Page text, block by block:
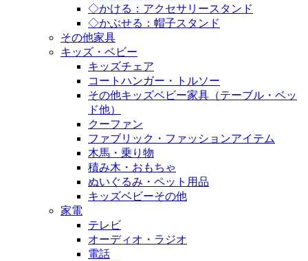
◇かける：アクセサリースタンド
◇かぶせる：帽子スタンド
その他家具
キッズ・ベビー
キッズチェア
コートハンガー・トルソー
その他キッズベビー家具（テーブル・ベッ
ド他）
クーファン
ファブリック・ファッションアイテム
木馬・乗り物
積み木・おもちゃ
ぬいぐるみ・ペット用品
キッズベビーその他
家電
テレビ
オーディオ・ラジオ
電話